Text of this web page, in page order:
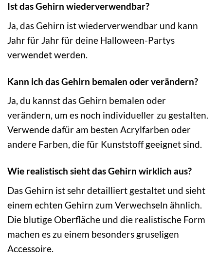
Ist das Gehirn wiederverwendbar?
Ja, das Gehirn ist wiederverwendbar und kann
Jahr für Jahr für deine Halloween-Partys
verwendet werden.
Kann ich das Gehirn bemalen oder verändern?
Ja, du kannst das Gehirn bemalen oder
verändern, um es noch individueller zu gestalten.
Verwende dafür am besten Acrylfarben oder
andere Farben, die für Kunststoff geeignet sind.
Wie realistisch sieht das Gehirn wirklich aus?
Das Gehirn ist sehr detailliert gestaltet und sieht
einem echten Gehirn zum Verwechseln ähnlich.
Die blutige Oberfläche und die realistische Form
machen es zu einem besonders gruseligen
Accessoire.